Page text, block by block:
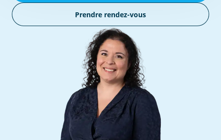
Prendre rendez-vous